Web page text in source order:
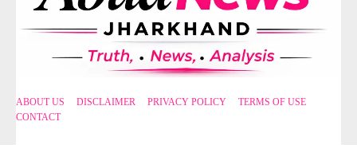
ABOUT US DISCLAIMER PRIVACY POLICY
TERMS OF USE
CONTACT